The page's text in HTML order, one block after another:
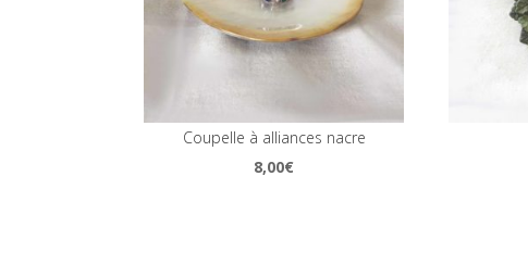
Coupelle à alliances nacre
8,00€